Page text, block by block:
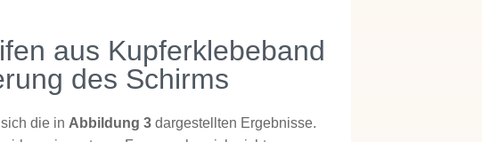
aus Kupferklebeband
des Schirms
die in Abbildung 3 dargestellten Ergebnisse.